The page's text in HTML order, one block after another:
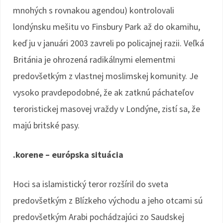
mnohých s rovnakou agendou) kontrolovali
londýnsku mešitu vo Finsbury Park až do okamihu,
keď ju v januári 2003 zavreli po policajnej razii. Veľká
Británia je ohrozená radikálnymi elementmi
predovšetkým z vlastnej moslimskej komunity. Je
vysoko pravdepodobné, že ak zatknú páchateľov
teroristickej masovej vraždy v Londýne, zistí sa, že
majú britské pasy.
.korene – európska situácia
Hoci sa islamistický teror rozšíril do sveta
predovšetkým z Blízkeho východu a jeho otcami sú
predovšetkým Arabi pochádzajúci zo Saudskej